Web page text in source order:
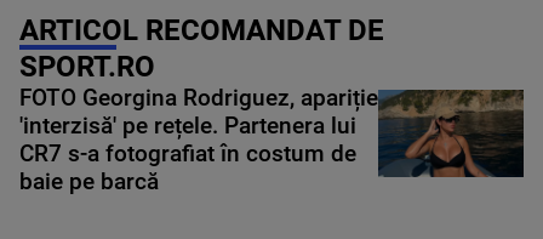
ARTICOL RECOMANDAT DE
SPORT.RO
FOTO Georgina Rodriguez, apariție
'interzisă' pe rețele. Partenera lui
CR7 s-a fotografiat în costum de
baie pe barcă